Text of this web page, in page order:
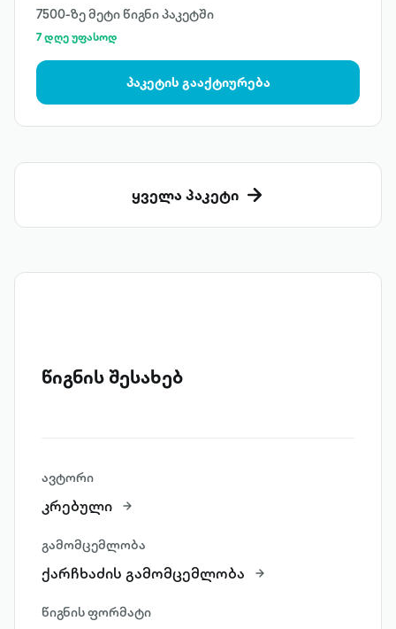
7500-ზე მეტი წიგნი პაკეტში
7 დღე უფასოდ
პაკეტის გააქტიურება
ყველა პაკეტი
წიგნის შესახებ
ავტორი
კრებული
გამომცემლობა
ქარჩხაძის გამომცემლობა
წიგნის ფორმატი